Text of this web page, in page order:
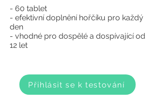
- 60 tablet
- efektivní doplnění hořčíku pro každý
den
- vhodné pro dospělé a dospívající od
12 let
Přihlásit se k testování